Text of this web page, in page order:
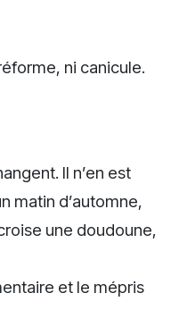
ni canicule.
Il n’en est
matin d’automne,
une doudoune,
et le mépris